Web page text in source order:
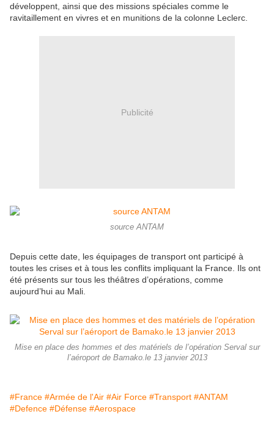
développent, ainsi que des missions spéciales comme le
ravitaillement en vivres et en munitions de la colonne Leclerc.
Publicité
source ANTAM
Depuis cette date, les équipages de transport ont participé à
toutes les crises et à tous les conflits impliquant la France. Ils ont
été présents sur tous les théâtres d’opérations, comme
aujourd’hui au Mali.
Mise en place des hommes et des matériels de l’opération Serval sur
l’aéroport de Bamako.le 13 janvier 2013
#France #Armée de l'Air #Air Force #Transport #ANTAM
#Defence #Défense #Aerospace